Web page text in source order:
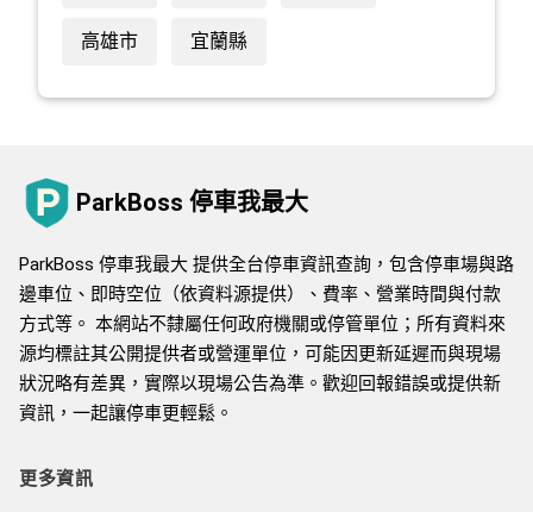
高雄市 宜蘭縣
ParkBoss 停車我最大
ParkBoss 停車我最大 提供全台停車資訊查詢，包含停車場與路
邊車位、即時空位（依資料源提供）、費率、營業時間與付款
方式等。 本網站不隸屬任何政府機關或停管單位；所有資料來
源均標註其公開提供者或營運單位，可能因更新延遲而與現場
狀況略有差異，實際以現場公告為準。歡迎回報錯誤或提供新
資訊，一起讓停車更輕鬆。
更多資訊